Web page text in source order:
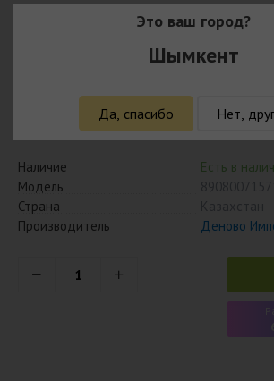
Лактон № 20 капс
2 665₸
2 585 ₸ с учётом кешбэка
Наличие
Есть в
Модель
Страна
Производитель
Деново
Это ваш город?
Шымкент
Да, спасибо Нет,